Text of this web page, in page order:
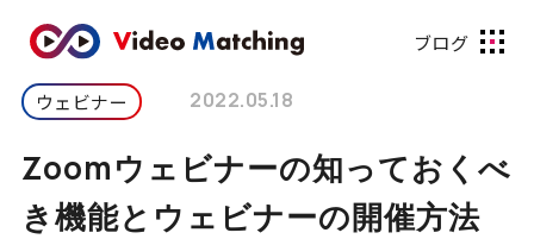
ブログ
ウェビナー 2022.05.18
Zoomウェビナーの知っておくべ
き機能とウェビナーの開催方法